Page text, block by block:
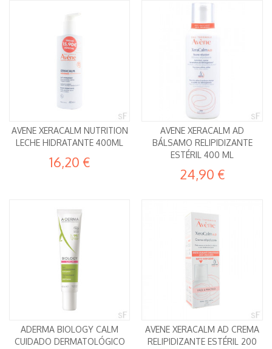
AVENE XERACALM NUTRITION
LECHE HIDRATANTE 400ML
16,20 €
AVENE XERACALM AD
BÁLSAMO RELIPIDIZANTE
ESTÉRIL 400 ML
24,90 €
ADERMA BIOLOGY CALM
CUIDADO DERMATOLÓGICO
AVENE XERACALM AD CREMA
RELIPIDIZANTE ESTÉRIL 200